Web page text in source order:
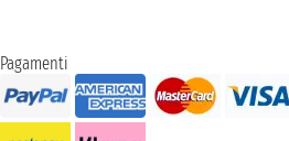
Pagamenti